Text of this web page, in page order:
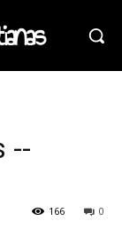
--
0
166